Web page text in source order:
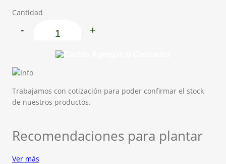
Cantidad
Acacia 3 espinas cantidad
- +
Trabajamos con cotización para poder confirmar el stock
de nuestros productos.
Recomendaciones para plantar
Ver más